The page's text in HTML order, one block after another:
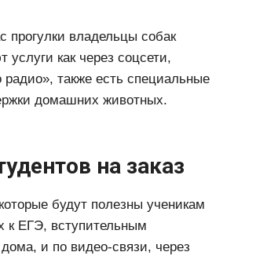
владельцы собак
как через соцсети,
радио», также есть специальные
домашних животных.
на заказ
будут полезны ученикам
к ЕГЭ, вступительным
и по видео-связи, через